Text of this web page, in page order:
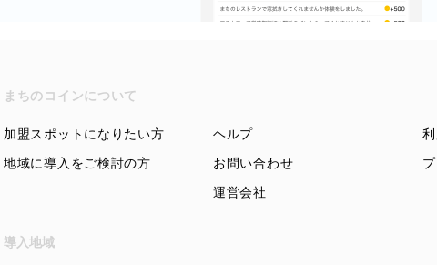
まちのコインについて
加盟スポットになりたい方
地域に導入をご検討の方
ヘルプ
お問い合わせ
運営会社
導入地域